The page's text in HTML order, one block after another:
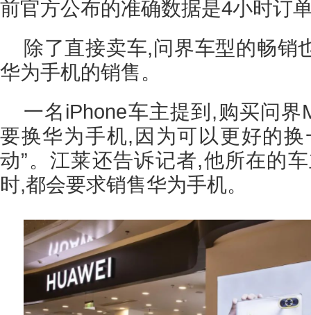
前官方公布的准确数据是4小时订
除了直接卖车,问界车型的畅销
华为手机的销售。
一名iPhone车主提到,购买问
要换华为手机,因为可以更好的换
动”。江莱还告诉记者,他所在的
时,都会要求销售华为手机。